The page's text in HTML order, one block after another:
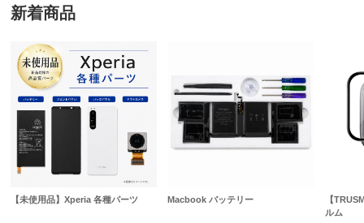
新着商品
【未使用品】Xperia 各種パーツ Macbook バッテリー
【
ルム